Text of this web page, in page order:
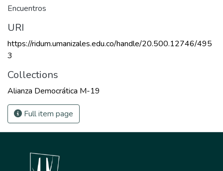
Encuentros
URI
https://ridum.umanizales.edu.co/handle/20.500.12746/495
3
Collections
Alianza Democrática M-19
Full item page